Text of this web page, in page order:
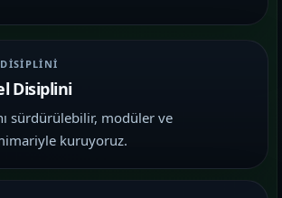
Disiplini
sürdürülebilir, modüler ve
kuruyoruz.